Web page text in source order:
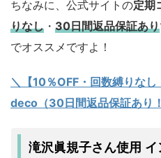
ちなみに、公式サイトの定期
りなし ・ 30日間返品保証あり
でオススメですよ！
＼【10％OFF・回数縛りな
deco（30日間返品保証あり
滝沢眞規子さん使用